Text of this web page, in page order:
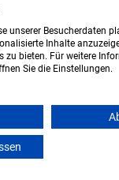
Arbeit
-
Kalzhofen
Duales Studium
unserer Besucherdaten
Inhalte
zu bieten. Für weitere
Sie die Einstellungen.